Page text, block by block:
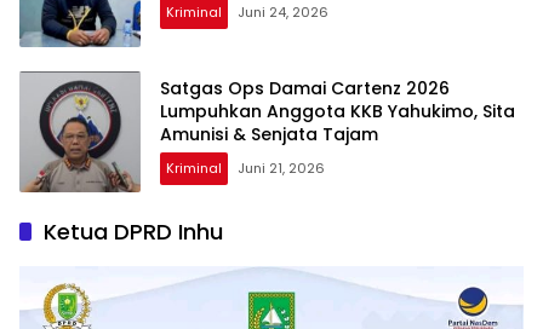
Kriminal Juni 24, 2026
Satgas Ops Damai Cartenz 2026
Lumpuhkan Anggota KKB Yahukimo, Sita
Amunisi & Senjata Tajam
Kriminal Juni 21, 2026
Ketua DPRD Inhu